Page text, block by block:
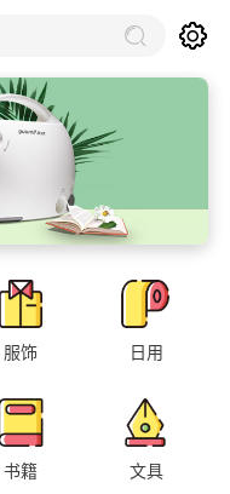
服饰 日用
书籍 文具